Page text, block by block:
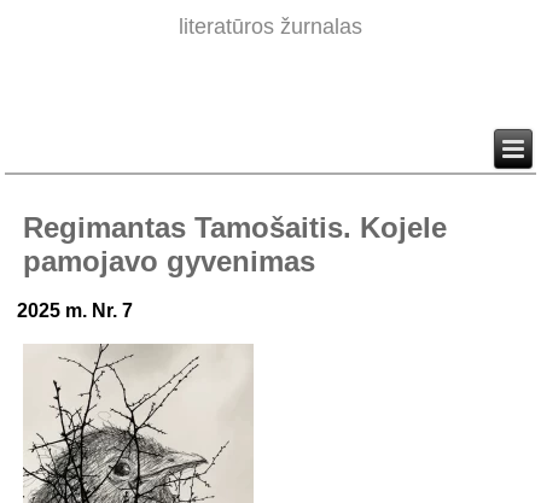
literatūros žurnalas
Regimantas Tamošaitis. Kojele
pamojavo gyvenimas
2025 m. Nr. 7